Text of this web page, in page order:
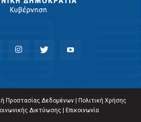
Προστασίας Δεδομένων|
Πολιτική Χρήσης
Δικτύωσης
Επικοινωνία